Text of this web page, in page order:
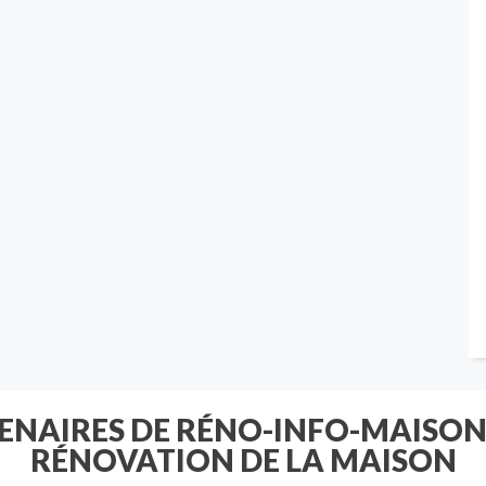
DE RÉNO-INFO-
RÉNOVATION DE LA MAISON